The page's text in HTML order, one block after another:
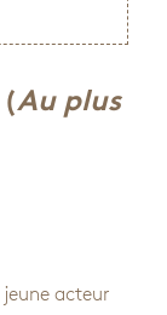
Au plus
acteur